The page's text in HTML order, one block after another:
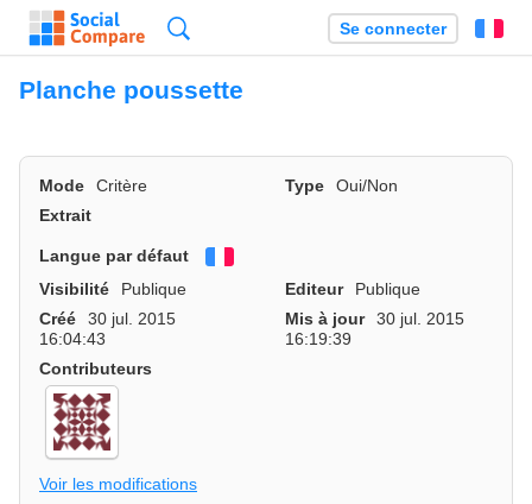
Se connecter
Planche poussette
Mode Critère Type
Oui/Non
Extrait
Langue par défaut
Visibilité
Publique Editeur
Publique
Créé
30 jul. 2015
16:04:43
Mis à jour
30 jul. 2015
16:19:39
Contributeurs
Voir les modifications